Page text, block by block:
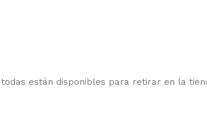
están disponibles para retirar en la